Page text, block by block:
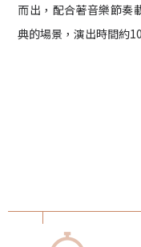
而出，配合著音樂節奏
典的場景，演出時間約